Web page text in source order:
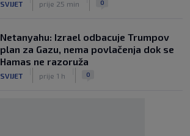
SVIJET prije 25 min 0
Netanyahu: Izrael odbacuje Trumpov
plan za Gazu, nema povlačenja dok se
Hamas ne razoruža
SVIJET prije 1 h 0